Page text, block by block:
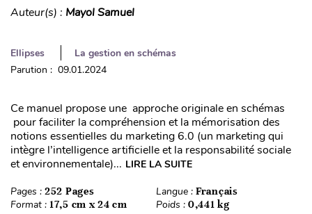
Auteur(s) : Mayol Samuel
Ellipses
La gestion en schémas
Parution : 09.01.2024
Ce manuel propose une approche originale en schémas
pour faciliter la compréhension et la mémorisation des
notions essentielles du marketing 6.0 (un marketing qui
intègre l’intelligence artificielle et la responsabilité sociale
et environnementale)... LIRE LA SUITE
Pages : 252 Pages Langue : Français
Format : 17,5 cm x 24 cm Poids : 0,441 kg